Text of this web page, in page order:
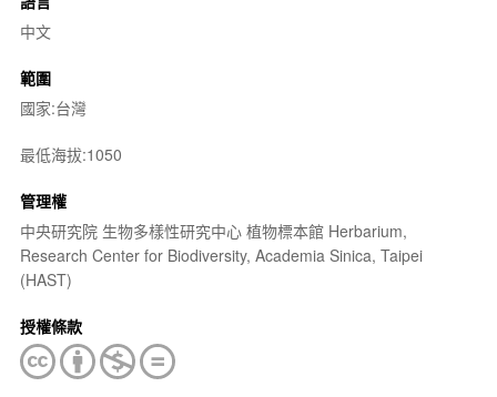
中文
範圍
國家:台灣
最低海拔:1050
管理權
中央研究院 生物多樣性研究中心 植物標本館 Herbarium,
Research Center for Biodiversity, Academia Sinica, Taipei
(HAST)
授權條款